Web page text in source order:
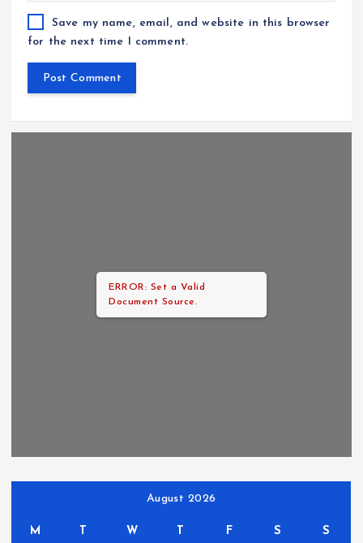
Save my name, email, and website in this browser
for the next time I comment.
ERROR: Set a Valid
Document Source.
August 2026
M W F S S